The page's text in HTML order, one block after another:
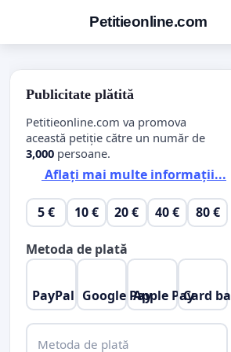
Petitieonline.com
Publicitate plătită
Petitieonline.com va promova
această petiție către un număr de
3,000 persoane.
Aflați mai multe informații...
5 € 10 € 20 € 40 € 80 €
Metoda de plată
PayPal Google PayApple PayCard
Metoda de plată